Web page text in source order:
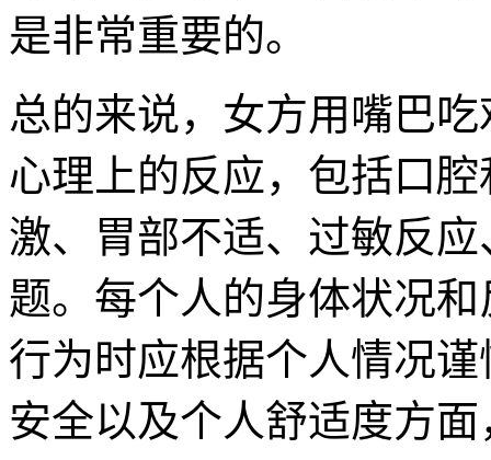
是非常重要的。
总的来说，女方用嘴巴
心理上的反应，包括口
激、胃部不适、过敏反
题。每个人的身体状况
行为时应根据个人情况
安全以及个人舒适度方